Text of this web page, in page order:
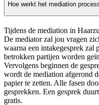
Hoe werkt het mediation
Tijdens de mediation in
De mediator zal jou vragen
waarna een intakegesprek zal
betrokken partijen worden
Vervolgens beginnen de
wordt de mediation afgerond
papier te zetten. Alle fasen
gesprekken. Een gesprek
gratis.